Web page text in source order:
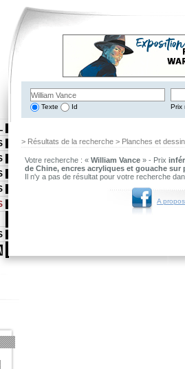
Texte Id Prix
> Résultats de la recherche > Planches et
Votre recherche : « William Vance » - Prix
de Chine, encres acryliques et gouache sur
Il n'y a pas de résultat pour votre recherche
A